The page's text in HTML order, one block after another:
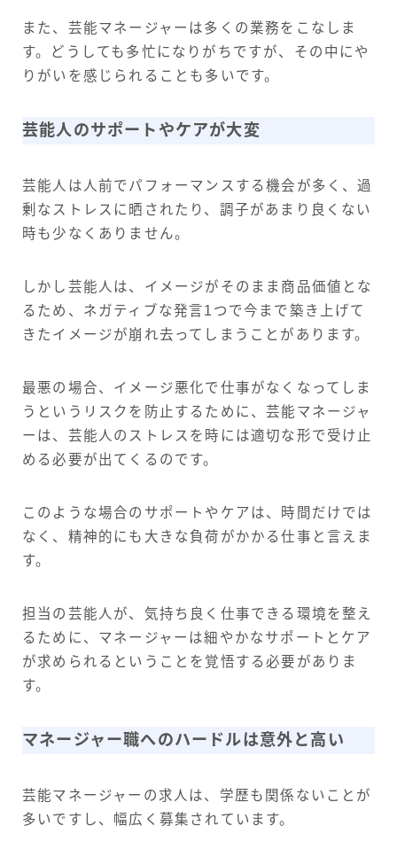
また、芸能マネージャーは多くの業務をこなしま
す。どうしても多忙になりがちですが、その中にや
りがいを感じられることも多いです。
芸能人のサポートやケアが大変
芸能人は人前でパフォーマンスする機会が多く、過
剰なストレスに晒されたり、調子があまり良くない
時も少なくありません。
しかし芸能人は、イメージがそのまま商品価値とな
るため、ネガティブな発言1つで今まで築き上げて
きたイメージが崩れ去ってしまうことがあります。
最悪の場合、イメージ悪化で仕事がなくなってしま
うというリスクを防止するために、芸能マネージャ
ーは、芸能人のストレスを時には適切な形で受け止
める必要が出てくるのです。
このような場合のサポートやケアは、時間だけでは
なく、精神的にも大きな負荷がかかる仕事と言えま
す。
担当の芸能人が、気持ち良く仕事できる環境を整え
るために、マネージャーは細やかなサポートとケア
が求められるということを覚悟する必要がありま
す。
マネージャー職へのハードルは意外と高い
芸能マネージャーの求人は、学歴も関係ないことが
多いですし、幅広く募集されています。